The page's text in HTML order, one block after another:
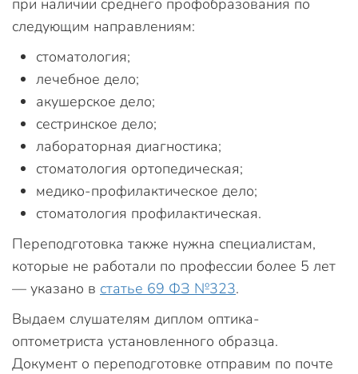
при наличии среднего профобразования по
следующим направлениям:
стоматология;
лечебное дело;
акушерское дело;
сестринское дело;
лабораторная диагностика;
стоматология ортопедическая;
медико-профилактическое дело;
стоматология профилактическая.
Переподготовка также нужна специалистам,
которые не работали по профессии более 5 лет
— указано в статье 69 ФЗ №323.
Выдаем слушателям диплом оптика-
оптометриста установленного образца.
Документ о переподготовке отправим по почте